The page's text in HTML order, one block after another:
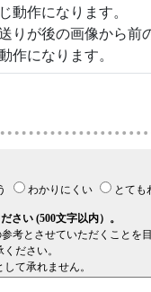
動作になります。
りが後の画像から前
作になります。